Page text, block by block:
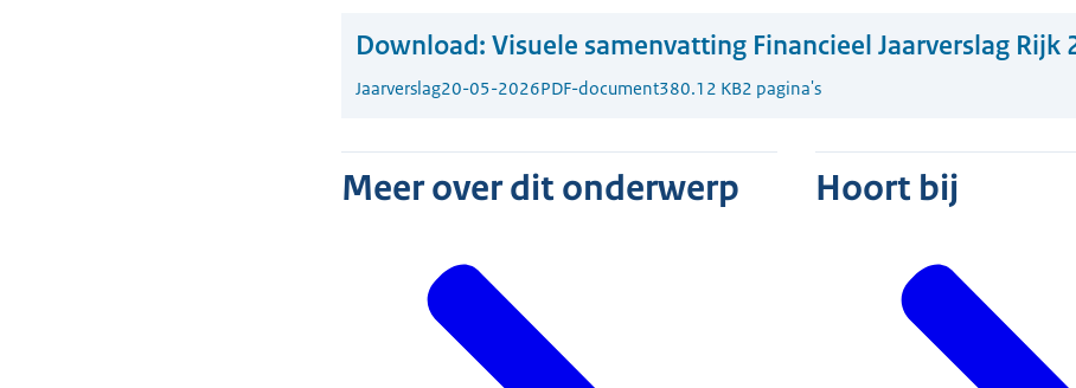
Download: Visuele samenvatting Financieel Jaarverslag Rijk
Jaarverslag20-05-2026PDF-document380.12 KB2 pagina's
Meer over dit onderwerp Hoort bij